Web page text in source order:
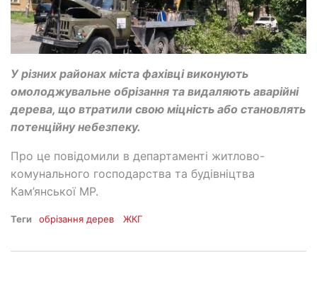
У різних районах міста фахівці виконують
омолоджувальне обрізання та видаляють аварійні
дерева, що втратили свою міцність або становлять
потенційну небезпеку.
Про це повідомили в департаменті житлово-
комунального господарства та будівніцтва
Кам’янської МР.
Теги обрізання дерев ЖКГ